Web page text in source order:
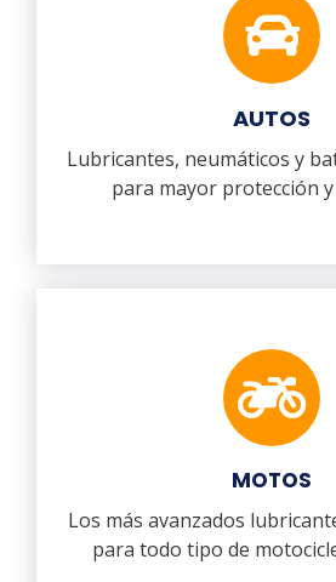
AUTOS
Lubricantes, neumáticos y
para mayor protección
MOTOS
Los más avanzados
para todo tipo de